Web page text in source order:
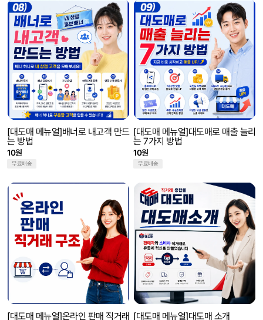
[대도매 메뉴얼]배너로 내고객 만드
는 방법
10원
무료배송
[대도매 메뉴얼]대도매로 매출 늘리
는 7가지 방법
10원
무료배송
[대도매 메뉴얼]온라인 판매 직거래 [대도매 메뉴얼]대도매 소개